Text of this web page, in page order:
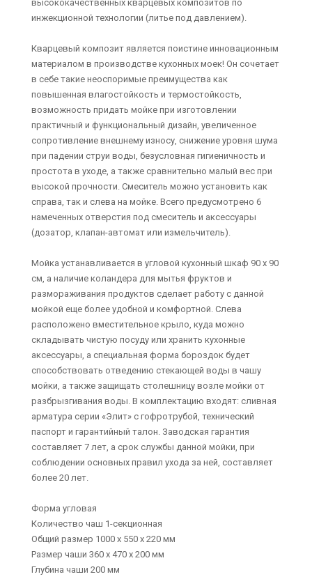
высококачественных кварцевых композитов по
инжекционной технологии (литье под давлением).
Кварцевый композит является поистине инновационным
материалом в производстве кухонных моек! Он сочетает
в себе такие неоспоримые преимущества как
повышенная влагостойкость и термостойкость,
возможность придать мойке при изготовлении
практичный и функциональный дизайн, увеличенное
сопротивление внешнему износу, снижение уровня шума
при падении струи воды, безусловная гигиеничность и
простота в уходе, а также сравнительно малый вес при
высокой прочности. Смеситель можно установить как
справа, так и слева на мойке. Всего предусмотрено 6
намеченных отверстия под смеситель и аксессуары
(дозатор, клапан-автомат или измельчитель).
Мойка устанавливается в угловой кухонный шкаф 90 х 90
см, а наличие коландера для мытья фруктов и
размораживания продуктов сделает работу с данной
мойкой еще более удобной и комфортной. Слева
расположено вместительное крыло, куда можно
складывать чистую посуду или хранить кухонные
аксессуары, а специальная форма бороздок будет
способствовать отведению стекающей воды в чашу
мойки, а также защищать столешницу возле мойки от
разбрызгивания воды. В комплектацию входят: сливная
арматура серии «Элит» с гофротрубой, технический
паспорт и гарантийный талон. Заводская гарантия
составляет 7 лет, а срок службы данной мойки, при
соблюдении основных правил ухода за ней, составляет
более 20 лет.
Форма угловая
Количество чаш 1-секционная
Общий размер 1000 х 550 х 220 мм
Размер чаши 360 х 470 х 200 мм
Глубина чаши 200 мм